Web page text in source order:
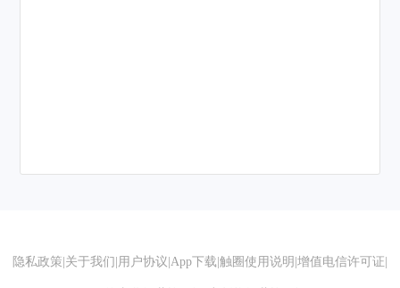
隐私政策 关于我们 用户协议 App下载 触圈使用说明 增值电信许可证